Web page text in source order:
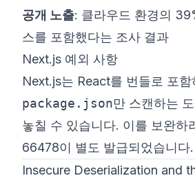
공개 노출: 클라우드 환경의
스를 포함했다는 조사 결과
Next.js 예외 사항
Next.js는 React를 번들로 포함
package.json만 스캔하는
놓칠 수 있습니다. 이를 보완
66478이 별도 발급되었습니다.
Insecure Deserialization and